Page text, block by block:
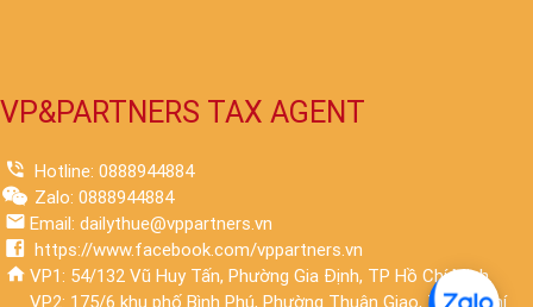
VP&PARTNERS TAX AGENT
Hotline: 0888944884
Zalo: 0888944884
Email: dailythue@vppartners.vn
https://www.facebook.com/vppartners.vn
VP1: 54/132 Vũ Huy Tấn, Phường Gia Định, TP Hồ Chí Minh.
VP2: 175/6 khu phố Bình Phú, Phường Thuận Giao, TP Hồ Chí